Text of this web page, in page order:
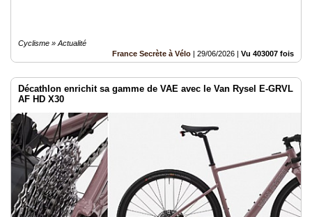
Cyclisme » Actualité
France Secrète à Vélo | 29/06/2026 | Vu 403007 fois
Décathlon enrichit sa gamme de VAE avec le Van Rysel E-GRVL
AF HD X30